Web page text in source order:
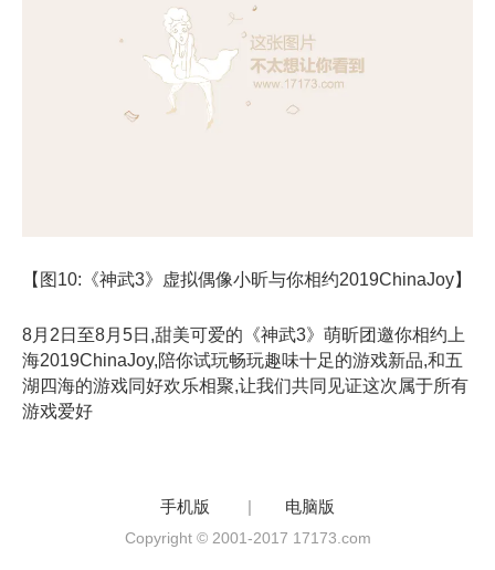
【图10:《神武3》虚拟偶像小昕与你相约2019ChinaJoy】
8月2日至8月5日,甜美可爱的《神武3》萌昕团邀你相约上
海2019ChinaJoy,陪你试玩畅玩趣味十足的游戏新品,和五
湖四海的游戏同好欢乐相聚,让我们共同见证这次属于所有
游戏爱好
手机版 | 电脑版
Copyright © 2001-2017 17173.com